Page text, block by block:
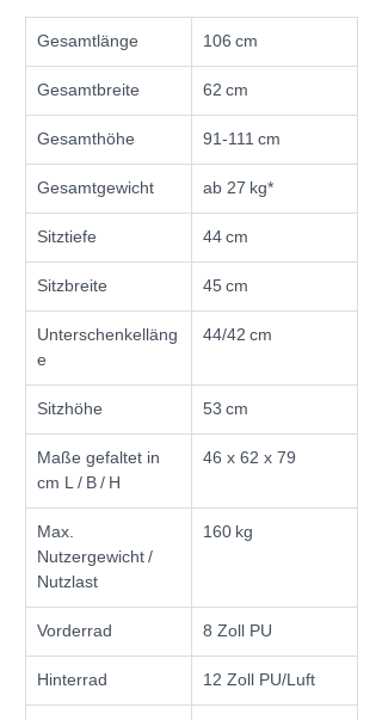
Gesamtlänge 106 cm
Gesamtbreite 62 cm
Gesamthöhe 91-111 cm
Gesamtgewicht ab 27 kg*
Sitztiefe 44 cm
Sitzbreite 45 cm
Unterschenkelläng
e
44/42 cm
Sitzhöhe 53 cm
Maße gefaltet in
cm L / B / H
46 x 62 x 79
Max.
Nutzergewicht /
Nutzlast
160 kg
Vorderrad 8 Zoll PU
Hinterrad 12 Zoll PU/Luft